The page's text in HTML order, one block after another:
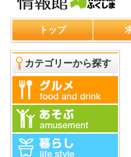
トップ
カテゴリーから探す